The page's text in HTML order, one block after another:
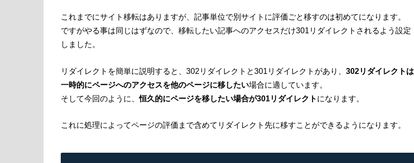
これまでにサイト移転はありますが、記事単位で別サイトに評価ごと移すのは初めてになります。
ですがやる事は同じはずなので、移転したい記事へのアクセスだけ301リダイレクトされるよう設定
しました。
リダイレクトを簡単に説明すると、302リダイレクトと301リダイレクトがあり、 302リダイレクトは
一時的にページへのアクセスを他のページに移したい場合に適しています。
そして今回のように、恒久的にページを移したい場合が301リダイレクト になります。
これに処理によってページの評価まで含めてリダイレクト先に移すことができるようになります。